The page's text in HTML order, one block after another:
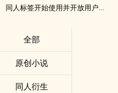
同人标签开始使用并开放用户提名标签
全部
原创小说
同人衍生